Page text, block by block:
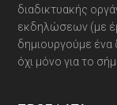
διαδικτυακής
εκδηλώσεων (με
δημιουργούμε ένα
όχι μόνο για το